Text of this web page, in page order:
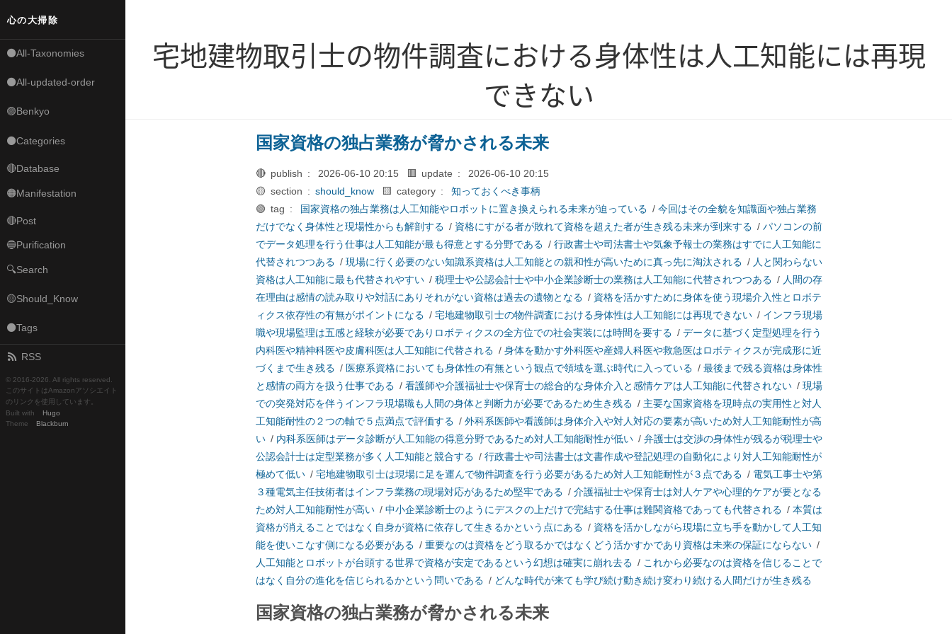
心の大掃除
⚫All-Taxonomies
⚫All-updated-order
🟣Benkyo
⚫Categories
🔴Database
🟠Manifestation
🔴Post
🔵Purification
🔍Search
🟡Should_Know
⚫Tags
RSS
© 2016-2026. All rights reserved.
このサイトはAmazonアソシエイト
のリンクを使用しています。
Built with
Hugo
Theme
Blackburn
宅地建物取引士の物件調査における身体性は人工知能には再現
できない
国家資格の独占業務が脅かされる未来
🔴 publish : 2026-06-10 20:15 🟥 update :
2026-06-10 20:15
🟡 section : should_know 🟨 category :
知っておくべき事柄
🟢 tag :
国家資格の独占業務は人工知能やロボットに置き換えられる未来が迫っている / 今回はその全貌を知識面や独占業務
だけでなく身体性と現場性からも解剖する / 資格にすがる者が敗れて資格を超えた者が生き残る未来が到来する / パソコンの前
でデータ処理を行う仕事は人工知能が最も得意とする分野である / 行政書士や司法書士や気象予報士の業務はすでに人工知能に
代替されつつある / 現場に行く必要のない知識系資格は人工知能との親和性が高いために真っ先に淘汰される / 人と関わらない
資格は人工知能に最も代替されやすい/ 税理士や公認会計士や中小企業診断士の業務は人工知能に代替されつつある / 人間の存
在理由は感情の読み取りや対話にありそれがない資格は過去の遺物となる / 資格を活かすために身体を使う現場介入性とロボテ
ィクス依存性の有無がポイントになる / 宅地建物取引士の物件調査における身体性は人工知能には再現できない/ インフラ現場
職や現場監理は五感と経験が必要でありロボティクスの全方位での社会実装には時間を要する / データに基づく定型処理を行う
内科医や精神科医や皮膚科医は人工知能に代替される / 身体を動かす外科医や産婦人科医や救急医はロボティクスが完成形に近
づくまで生き残る / 医療系資格においても身体性の有無という観点で領域を選ぶ時代に入っている / 最後まで残る資格は身体性
と感情の両方を扱う仕事である / 看護師や介護福祉士や保育士の総合的な身体介入と感情ケアは人工知能に代替されない/ 現場
での突発対応を伴うインフラ現場職も人間の身体と判断力が必要であるため生き残る / 主要な国家資格を現時点の実用性と対人
工知能耐性の２つの軸で５点満点で評価する / 外科系医師や看護師は身体介入や対人対応の要素が高いため対人工知能耐性が高
い/ 内科系医師はデータ診断が人工知能の得意分野であるため対人工知能耐性が低い/ 弁護士は交渉の身体性が残るが税理士や
公認会計士は定型業務が多く人工知能と競合する / 行政書士や司法書士は文書作成や登記処理の自動化により対人工知能耐性が
極めて低い/ 宅地建物取引士は現場に足を運んで物件調査を行う必要があるため対人工知能耐性が３点である / 電気工事士や第
３種電気主任技術者はインフラ業務の現場対応があるため堅牢である / 介護福祉士や保育士は対人ケアや心理的ケアが要となる
ため対人工知能耐性が高い/ 中小企業診断士のようにデスクの上だけで完結する仕事は難関資格であっても代替される / 本質は
資格が消えることではなく自身が資格に依存して生きるかという点にある / 資格を活かしながら現場に立ち手を動かして人工知
能を使いこなす側になる必要がある / 重要なのは資格をどう取るかではなくどう活かすかであり資格は未来の保証にならない/
人工知能とロボットが台頭する世界で資格が安定であるという幻想は確実に崩れ去る / これから必要なのは資格を信じることで
はなく自分の進化を信じられるかという問いである / どんな時代が来ても学び続け動き続け変わり続ける人間だけが生き残る
国家資格の独占業務が脅かされる未来